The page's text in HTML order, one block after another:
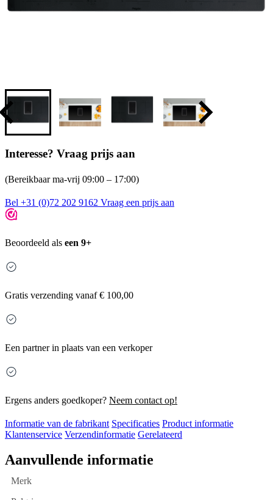
Interesse? Vraag prijs aan
(Bereikbaar ma-vrij 09:00 – 17:00)
Bel +31 (0)72 202 9162 Vraag een prijs aan
Beoordeeld als een 9+
Gratis verzending vanaf € 100,00
Een partner in plaats van een verkoper
Ergens anders goedkoper? Neem contact op!
Informatie van de fabrikant Specificaties Product informatie
Klantenservice Verzendinformatie Gerelateerd
Aanvullende informatie
Merk